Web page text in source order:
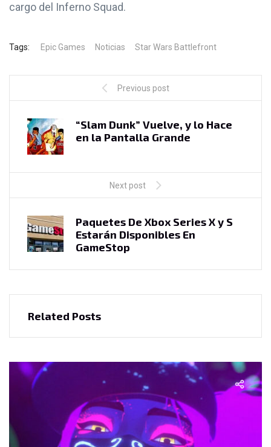
cargo del Inferno Squad.
Tags: Epic Games Noticias Star Wars Battlefront
Previous post
“Slam Dunk” Vuelve, y lo Hace
en la Pantalla Grande
Next post
Paquetes De Xbox Series X y S
Estarán Disponibles En
GameStop
Related Posts